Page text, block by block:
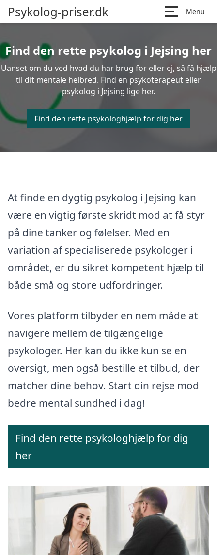
Psykolog-priser.dk Menu
Find den rette psykolog i Jejsing her
Uanset om du ved hvad du har brug for eller ej, så få hjælp
til dit mentale helbred. Find en psykoterapeut eller
psykolog i Jejsing lige her.
Find den rette psykologhjælp for dig her
At finde en dygtig psykolog i Jejsing kan
være en vigtig første skridt mod at få styr
på dine tanker og følelser. Med en
variation af specialiserede psykologer i
området, er du sikret kompetent hjælp til
både små og store udfordringer.
Vores platform tilbyder en nem måde at
navigere mellem de tilgængelige
psykologer. Her kan du ikke kun se en
oversigt, men også bestille et tilbud, der
matcher dine behov. Start din rejse mod
bedre mental sundhed i dag!
Find den rette psykologhjælp for dig
her